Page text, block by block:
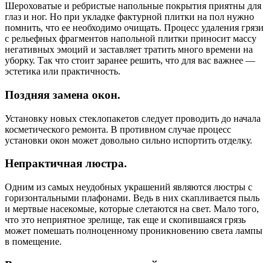
Шероховатые и ребристые напольные покрытия приятны для
глаз и ног. Но при укладке фактурной плитки на пол нужно
помнить, что ее необходимо очищать. Процесс удаления грязи
с рельефных фрагментов напольной плитки приносит массу
негативных эмоций и заставляет тратить много времени на
уборку. Так что стоит заранее решить, что для вас важнее —
эстетика или практичность.
Поздняя замена окон.
Установку новых стеклопакетов следует проводить до начала
косметического ремонта. В противном случае процесс
установки окон может довольно сильно испортить отделку.
Непрактичная люстра.
Одним из самых неудобных украшений являются люстры с
горизонтальными плафонами. Ведь в них скапливается пыль
и мертвые насекомые, которые слетаются на свет. Мало того,
что это неприятное зрелище, так еще и скопившаяся грязь
может помешать полноценному проникновению света лампы
в помещение.